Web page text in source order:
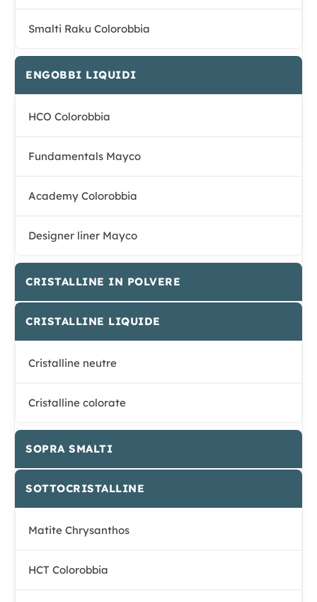
Smalti Raku Colorobbia
ENGOBBI LIQUIDI
HCO Colorobbia
Fundamentals Mayco
Academy Colorobbia
Designer liner Mayco
CRISTALLINE IN POLVERE
CRISTALLINE LIQUIDE
Cristalline neutre
Cristalline colorate
SOPRA SMALTI
SOTTOCRISTALLINE
Matite Chrysanthos
HCT Colorobbia